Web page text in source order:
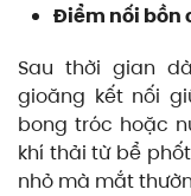
Điểm nối bồn
Sau thời gian
gioăng kết nối
bong tróc hoặc
khí thải từ bể
nhỏ mà mắt